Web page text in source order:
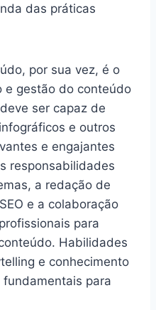
das práticas
por sua vez, é o
e gestão do conteúdo
ser capaz de
e outros
e engajantes
responsabilidades
a redação de
e a colaboração
para
Habilidades
e conhecimento
fundamentais para